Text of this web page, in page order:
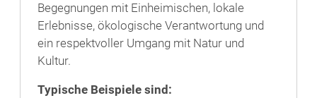
Begegnungen mit Einheimischen, lokale
Erlebnisse, ökologische Verantwortung und
ein respektvoller Umgang mit Natur und
Kultur.
Typische Beispiele sind: